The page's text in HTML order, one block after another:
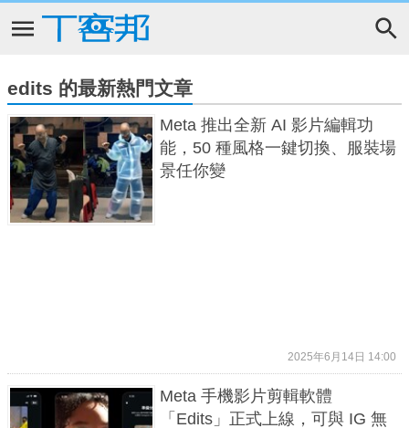
edits 的最新熱門文章
Meta 推出全新 AI 影片編輯功
能，50 種風格一鍵切換、服裝場
景任你變
2025年6月14日 14:00
Meta 手機影片剪輯軟體
「Edits」正式上線，可與 IG 無